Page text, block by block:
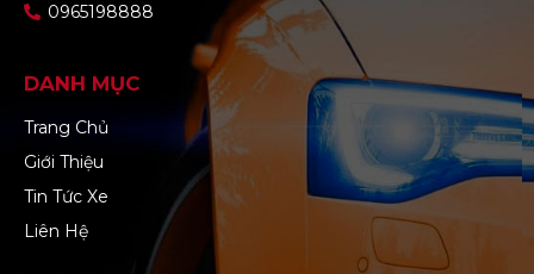
0965198888
DANH MỤC
Trang Chủ
Giới Thiệu
Tin Tức Xe
Liên Hệ